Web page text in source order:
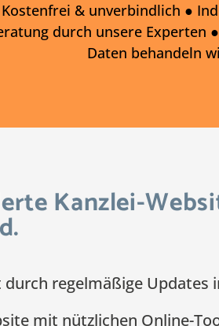
Kostenfrei & unverbindlich ●
durch unsere Experten
Daten behandeln
Kanzlei-
regelmäßige
mit nützlichen Online-